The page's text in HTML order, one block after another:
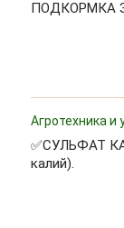
ПОДКОРМКА
Агротехника и
✅СУЛЬФАТ
калий).